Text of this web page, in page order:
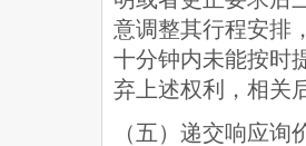
意调整其行程安排
十分钟内未能按时
弃上述权利，相关
（五）递交响应